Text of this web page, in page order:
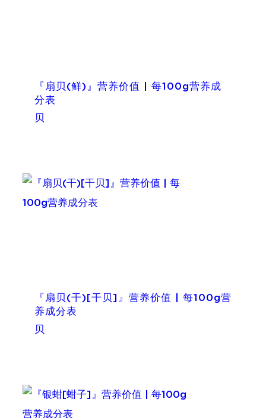
『扇贝(鲜)』营养价值 | 每100g营养成
分表
贝
『扇贝(干)[干贝]』营养价值 | 每100g营
养成分表
贝